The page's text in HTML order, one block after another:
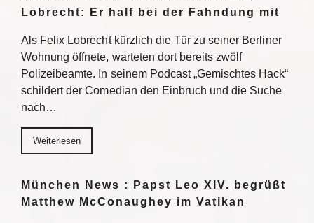
Lobrecht: Er half bei der Fahndung mit
Als Felix Lobrecht kürzlich die Tür zu seiner Berliner
Wohnung öffnete, warteten dort bereits zwölf
Polizeibeamte. In seinem Podcast „Gemischtes Hack“
schildert der Comedian den Einbruch und die Suche
nach…
Weiterlesen
München News : Papst Leo XIV. begrüßt
Matthew McConaughey im Vatikan